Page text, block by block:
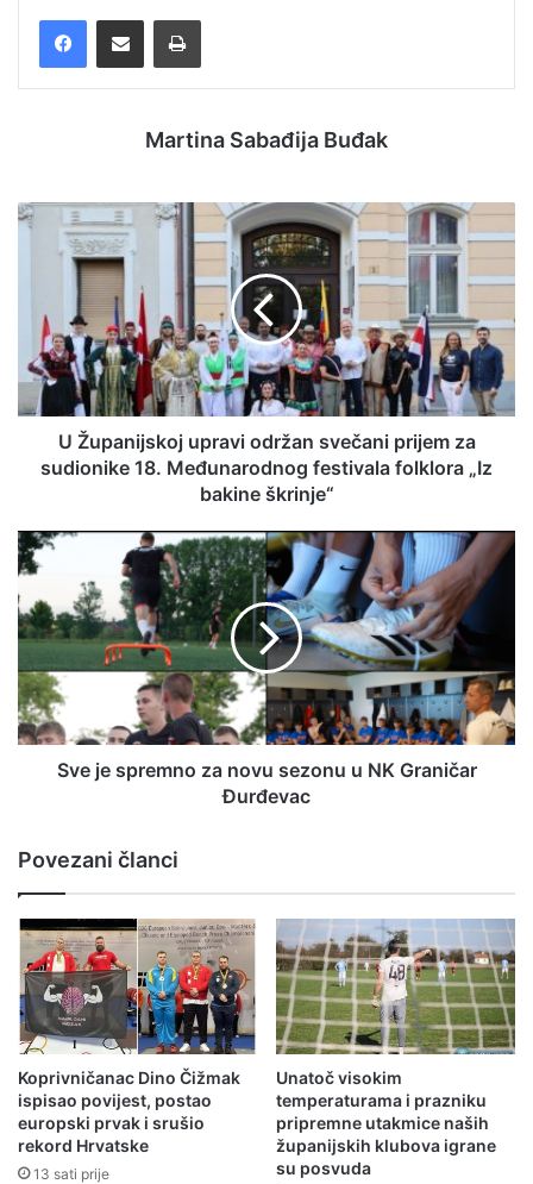
Martina Sabađija Buđak
U Županijskoj upravi održan svečani prijem za
sudionike 18. Međunarodnog festivala folklora „Iz
bakine škrinje“
Sve je spremno za novu sezonu u NK Graničar
Đurđevac
Povezani članci
Koprivničanac Dino Čižmak
ispisao povijest, postao
europski prvak i srušio
rekord Hrvatske
13 sati prije
Unatoč visokim
temperaturama i prazniku
pripremne utakmice naših
županijskih klubova igrane
su posvuda